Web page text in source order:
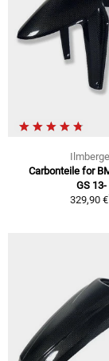
Carbonteile for
GS 13-
329,90 €